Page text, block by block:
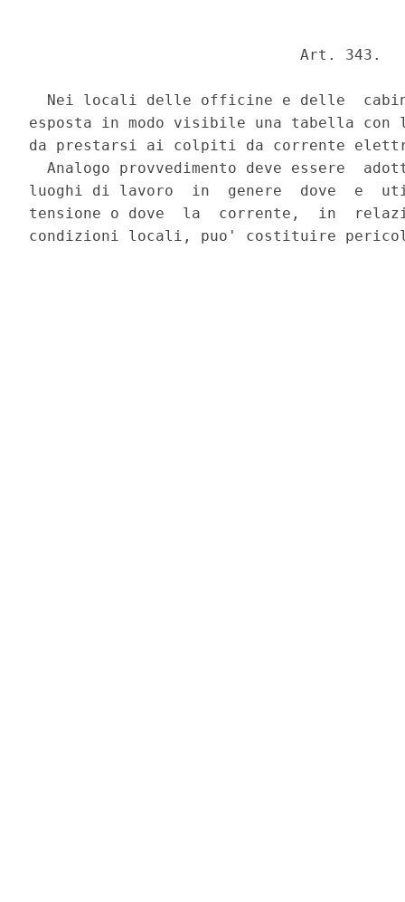
                              Art. 343.
Nei locali delle officine e delle
esposta in modo visibile una tabella
da prestarsi ai colpiti da corrente
Analogo provvedimento deve essere
luoghi di lavoro  in  genere  dove  e
tensione o dove  la  corrente,  in